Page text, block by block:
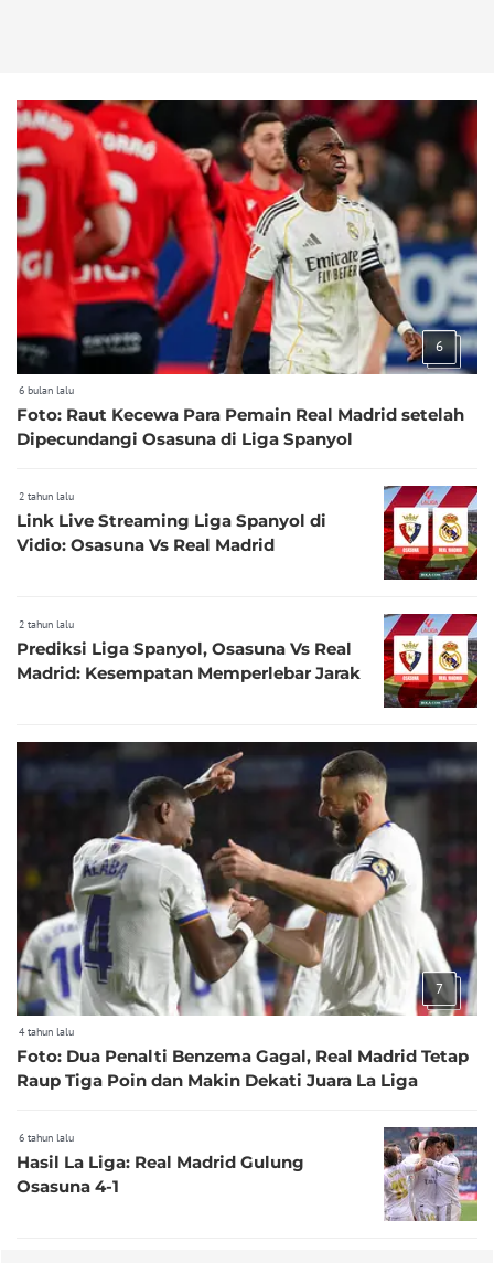
6
6 bulan lalu
Foto: Raut Kecewa Para Pemain Real Madrid setelah
Dipecundangi Osasuna di Liga Spanyol
2 tahun lalu
Link Live Streaming Liga Spanyol di
Vidio: Osasuna Vs Real Madrid
2 tahun lalu
Prediksi Liga Spanyol, Osasuna Vs Real
Madrid: Kesempatan Memperlebar Jarak
7
4 tahun lalu
Foto: Dua Penalti Benzema Gagal, Real Madrid Tetap
Raup Tiga Poin dan Makin Dekati Juara La Liga
6 tahun lalu
Hasil La Liga: Real Madrid Gulung
Osasuna 4-1